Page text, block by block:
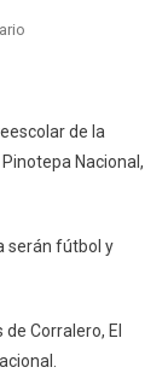
En
En
Pinotepa
de la
Nacional,
serán fútbol y
Corralero, El